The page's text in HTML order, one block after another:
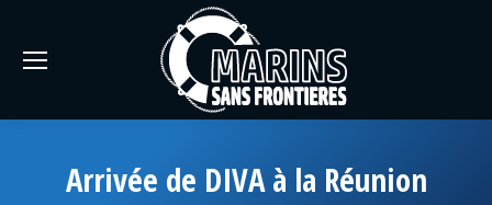
Arrivée de DIVA à la Réunion